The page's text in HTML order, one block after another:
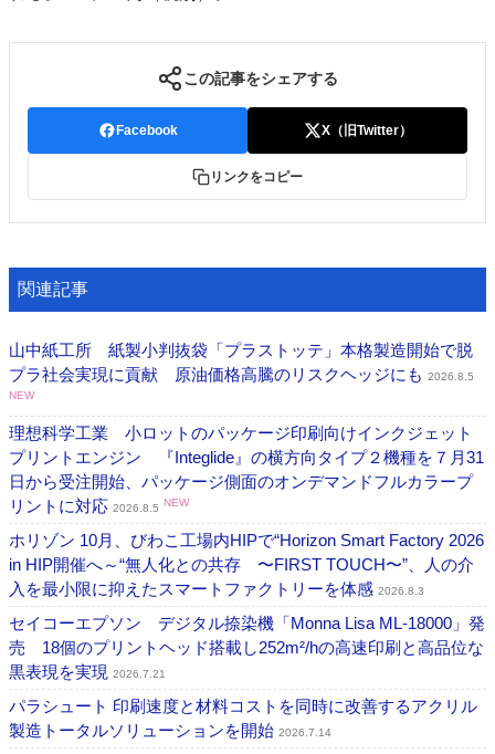
お問い合わせ
この記事をシェアする
Facebook X（旧Twitter）
リンクをコピー
関連記事
山中紙工所 紙製小判抜袋「プラストッテ」本格製造開始で脱
プラ社会実現に貢献 原油価格高騰のリスクヘッジにも 2026.8.5
NEW
理想科学工業 小ロットのパッケージ印刷向けインクジェット
プリントエンジン 『Integlide』の横方向タイプ２機種を７月31
日から受注開始、パッケージ側面のオンデマンドフルカラープ
リントに対応 2026.8.5 NEW
ホリゾン 10月、びわこ工場内HIPで“Horizon Smart Factory 2026
in HIP開催へ～“無人化との共存 〜FIRST TOUCH〜”、人の介
入を最小限に抑えたスマートファクトリーを体感 2026.8.3
セイコーエプソン デジタル捺染機「Monna Lisa ML-18000」発
売 18個のプリントヘッド搭載し252m²/hの高速印刷と高品位な
黒表現を実現 2026.7.21
パラシュート 印刷速度と材料コストを同時に改善するアクリル
製造トータルソリューションを開始 2026.7.14